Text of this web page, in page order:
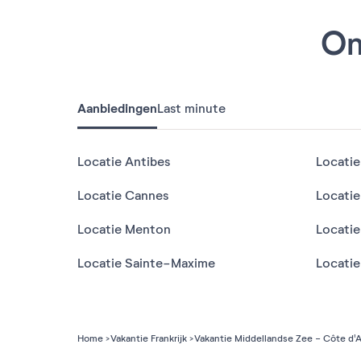
AanbiedingenLast minute
Locatie Antibes
Locatie Cannes
Locatie Menton
Locatie Sainte-Maxime
Home Vakantie Frankrijk Vakantie Middellandse Zee - Côte